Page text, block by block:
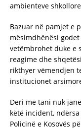
ambienteve
Bazuar në pamjet e
mësimdhënësi
vetëmbrohet duke e
reagime dhe
rikthyer vëmendjen
institucionet
Deri më tani nuk
këtë incident,
Policinë e Kosovës